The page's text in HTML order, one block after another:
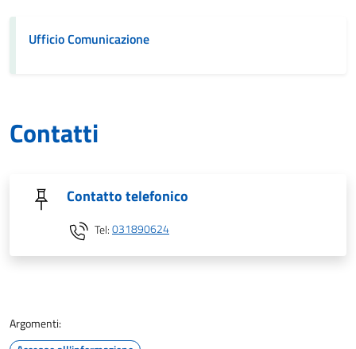
Ufficio Comunicazione
Contatti
Contatto telefonico
Tel:031890624
Argomenti: